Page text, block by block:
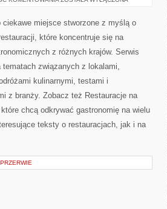
ciekawe miejsce stworzone z myślą o
które koncentruje się na
z różnych krajów. Serwis
tematach związanych z lokalami,
kulinarnymi, testami i
z branży. Zobacz też Restauracje na
chcą odkrywać gastronomię na wielu
teksty o restauracjach, jak i na